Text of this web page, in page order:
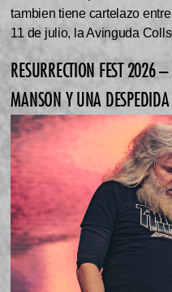
tambien tiene cartelazo
11 de julio, la Avinguda
RESURRECTION FEST
MANSON Y UNA